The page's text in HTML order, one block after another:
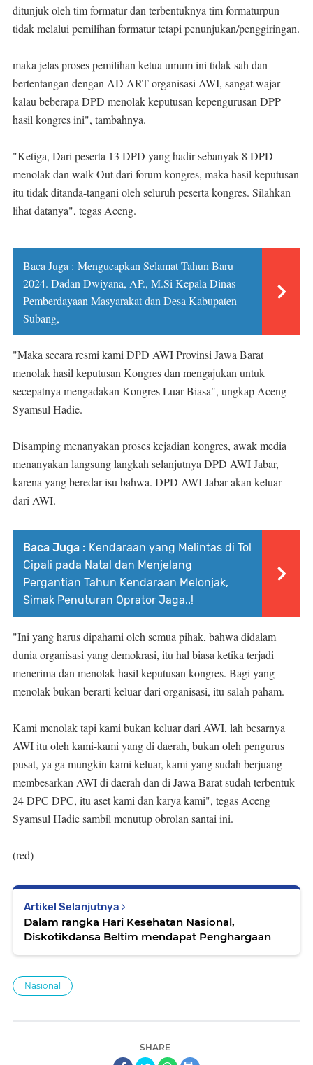
ditunjuk oleh tim formatur dan terbentuknya tim formaturpun
tidak melalui pemilihan formatur tetapi penunjukan/penggiringan.
maka jelas proses pemilihan ketua umum ini tidak sah dan
bertentangan dengan AD ART organisasi AWI, sangat wajar
kalau beberapa DPD menolak keputusan kepengurusan DPP
hasil kongres ini", tambahnya.
"Ketiga, Dari peserta 13 DPD yang hadir sebanyak 8 DPD
menolak dan walk Out dari forum kongres, maka hasil keputusan
itu tidak ditanda-tangani oleh seluruh peserta kongres. Silahkan
lihat datanya", tegas Aceng.
Baca Juga : Mengucapkan Selamat Tahun Baru
2024. Dadan Dwiyana, AP., M.Si Kepala Dinas
Pemberdayaan Masyarakat dan Desa Kabupaten
Subang,
"Maka secara resmi kami DPD AWI Provinsi Jawa Barat
menolak hasil keputusan Kongres dan mengajukan untuk
secepatnya mengadakan Kongres Luar Biasa", ungkap Aceng
Syamsul Hadie.
Disamping menanyakan proses kejadian kongres, awak media
menanyakan langsung langkah selanjutnya DPD AWI Jabar,
karena yang beredar isu bahwa. DPD AWI Jabar akan keluar
dari AWI.
Baca Juga : Kendaraan yang Melintas di Tol
Cipali pada Natal dan Menjelang
Pergantian Tahun Kendaraan Melonjak,
Simak Penuturan Oprator Jaga..!
"Ini yang harus dipahami oleh semua pihak, bahwa didalam
dunia organisasi yang demokrasi, itu hal biasa ketika terjadi
menerima dan menolak hasil keputusan kongres. Bagi yang
menolak bukan berarti keluar dari organisasi, itu salah paham.
Kami menolak tapi kami bukan keluar dari AWI, lah besarnya
AWI itu oleh kami-kami yang di daerah, bukan oleh pengurus
pusat, ya ga mungkin kami keluar, kami yang sudah berjuang
membesarkan AWI di daerah dan di Jawa Barat sudah terbentuk
24 DPC DPC, itu aset kami dan karya kami", tegas Aceng
Syamsul Hadie sambil menutup obrolan santai ini.
(red)
Artikel Selanjutnya
Dalam rangka Hari Kesehatan Nasional,
Diskotikdansa Beltim mendapat Penghargaan
Nasional
SHARE